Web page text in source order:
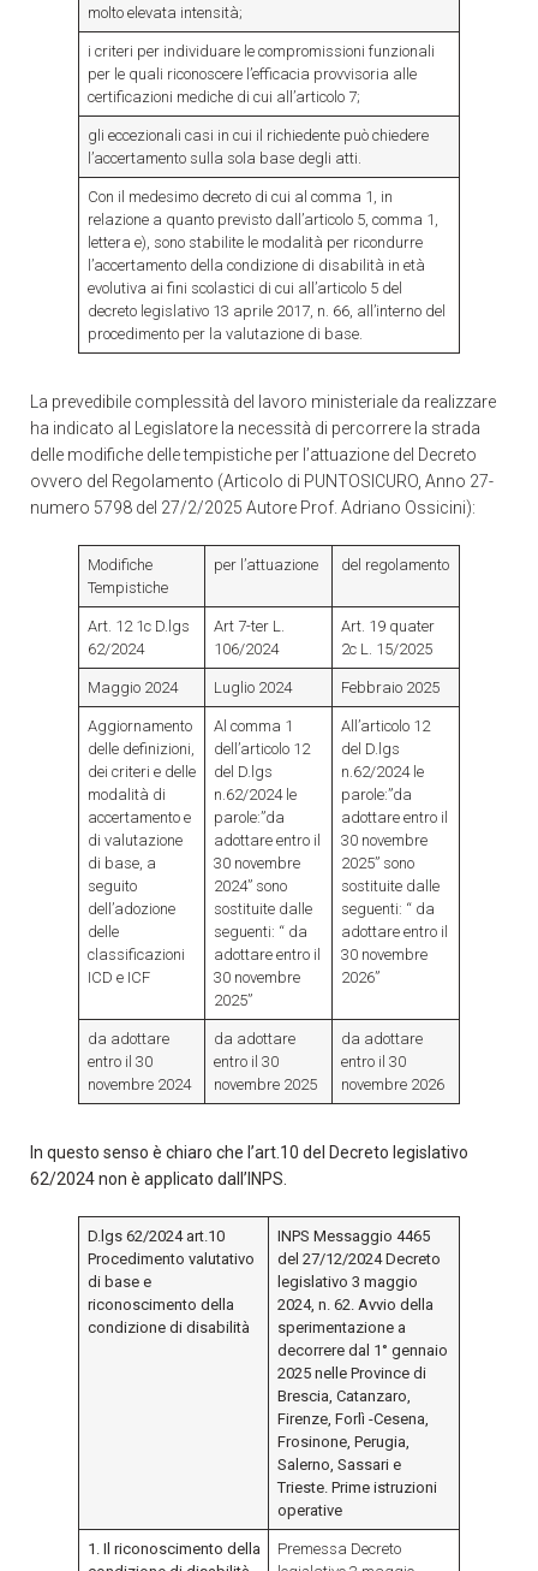
molto elevata intensità;
i criteri per individuare le compromissioni funzionali
per le quali riconoscere l’efficacia provvisoria alle
certificazioni mediche di cui all’articolo 7;
gli eccezionali casi in cui il richiedente può chiedere
l’accertamento sulla sola base degli atti.
Con il medesimo decreto di cui al comma 1, in
relazione a quanto previsto dall’articolo 5, comma 1,
lettera e), sono stabilite le modalità per ricondurre
l’accertamento della condizione di disabilità in età
evolutiva ai fini scolastici di cui all’articolo 5 del
decreto legislativo 13 aprile 2017, n. 66, all’interno del
procedimento per la valutazione di base.
La prevedibile complessità del lavoro ministeriale da realizzare
ha indicato al Legislatore la necessità di percorrere la strada
delle modifiche delle tempistiche per l’attuazione del Decreto
ovvero del Regolamento (Articolo di PUNTOSICURO, Anno 27-
numero 5798 del 27/2/2025 Autore Prof. Adriano Ossicini):
Modifiche
Tempistiche
per l’attuazione del regolamento
Art. 12 1c D.lgs
62/2024
Art 7-ter L.
106/2024
Art. 19 quater
2c L. 15/2025
Maggio 2024 Luglio 2024 Febbraio 2025
Aggiornamento
delle definizioni,
dei criteri e delle
modalità di
accertamento e
di valutazione
di base, a
seguito
dell’adozione
delle
classificazioni
ICD e ICF
Al comma 1
dell’articolo 12
del D.lgs
n.62/2024 le
parole:”da
adottare entro il
30 novembre
2024” sono
sostituite dalle
seguenti: “ da
adottare entro il
30 novembre
2025”
All’articolo 12
del D.lgs
n.62/2024 le
parole:”da
adottare entro il
30 novembre
2025” sono
sostituite dalle
seguenti: “ da
adottare entro il
30 novembre
2026”
da adottare
entro il 30
novembre 2024
da adottare
entro il 30
novembre 2025
da adottare
entro il 30
novembre 2026
In questo senso è chiaro che l’art.10 del Decreto legislativo
62/2024 non è applicato dall’INPS.
D.lgs 62/2024 art.10
Procedimento valutativo
di base e
riconoscimento della
condizione di disabilità
INPS Messaggio 4465
del 27/12/2024 Decreto
legislativo 3 maggio
2024, n. 62. Avvio della
sperimentazione a
decorrere dal 1° gennaio
2025 nelle Province di
Brescia, Catanzaro,
Firenze, Forlì -Cesena,
Frosinone, Perugia,
Salerno, Sassari e
Trieste. Prime istruzioni
operative
1. Il riconoscimento della
Premessa Decreto